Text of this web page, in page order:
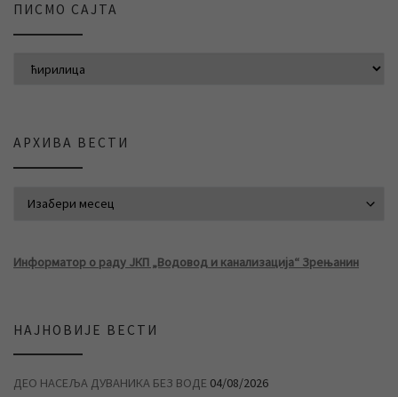
ПИСМО САЈТА
АРХИВА ВЕСТИ
Информатор о раду ЈКП „Водовод и канализација“ Зрењанин
НАЈНОВИЈЕ ВЕСТИ
ДЕО НАСЕЉА ДУВАНИКА БЕЗ ВОДЕ 04/08/2026